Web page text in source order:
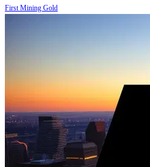
First Mining Gold